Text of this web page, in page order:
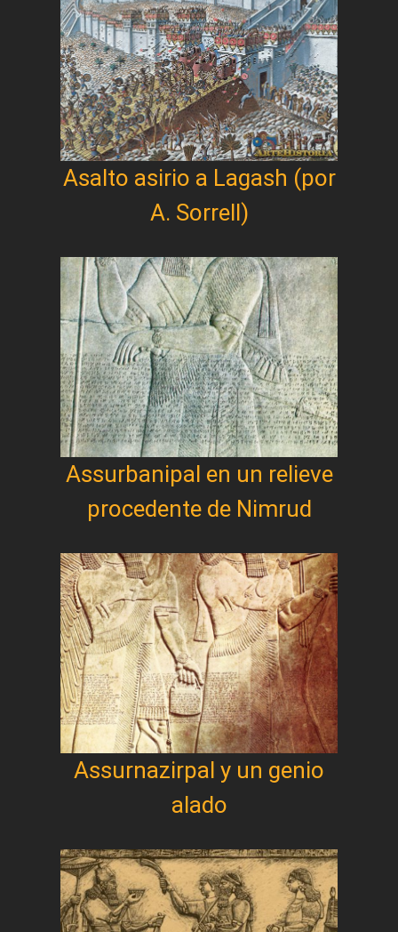
Asalto asirio a Lagash (por
A. Sorrell)
Assurbanipal en un relieve
procedente de Nimrud
Assurnazirpal y un genio
alado